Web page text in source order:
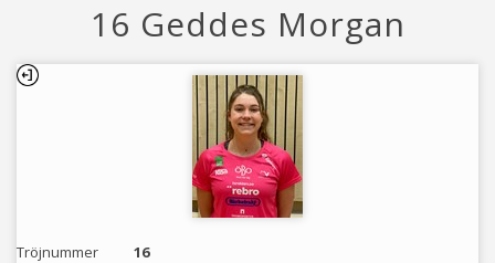
16 Geddes Morgan
Tröjnummer
16